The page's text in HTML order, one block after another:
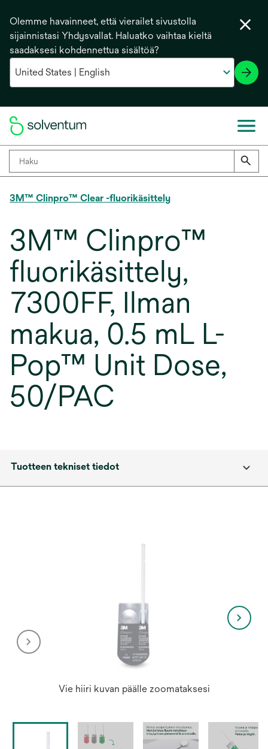
Olemme havainneet, että vierailet sivustolla
sijainnistasi Yhdysvallat. Haluatko vaihtaa kieltä
saadaksesi kohdennettua sisältöä?
3M™ Clinpro™ Clear -fluorikäsittely
3M™ Clinpro™
fluorikäsittely,
7300FF, Ilman
makua, 0.5 mL L-
Pop™ Unit Dose,
50/PAC
Tuotteen tekniset tiedot
Vie hiiri kuvan päälle zoomataksesi